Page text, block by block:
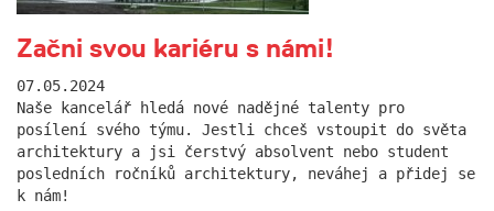
Začni svou kariéru s námi!
07.05.2024
Naše kancelář hledá nové nadějné talenty pro
posílení svého týmu. Jestli chceš vstoupit do světa
architektury a jsi čerstvý absolvent nebo student
posledních ročníků architektury, neváhej a přidej se
k nám!